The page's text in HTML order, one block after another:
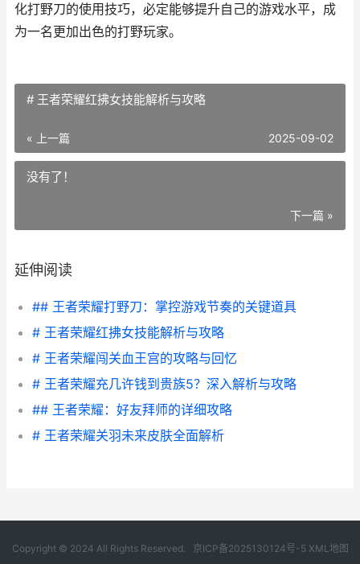
化打野刀的使用技巧，必定能够提升自己的游戏水平，成
为一名更加出色的打野玩家。
# 王者荣耀红拂女技能解析与攻略
« 上一篇 2025-09-02
没有了！
下一篇 »
延伸阅读
## 王者荣耀打野刀：掌控游戏节奏的关键道具
# 王者荣耀红拂女技能解析与攻略
# 王者荣耀闯关血王宫的攻略与回忆
# 王者荣耀充几许钱到贵族5？深入解析与攻略
## 王者荣耀：好友拜师的详细攻略
# 王者荣耀关羽未来皮肤全面解析
Copyright © 2024 All Rights Reserved. 京ICP备2025130124号-5 XML地图